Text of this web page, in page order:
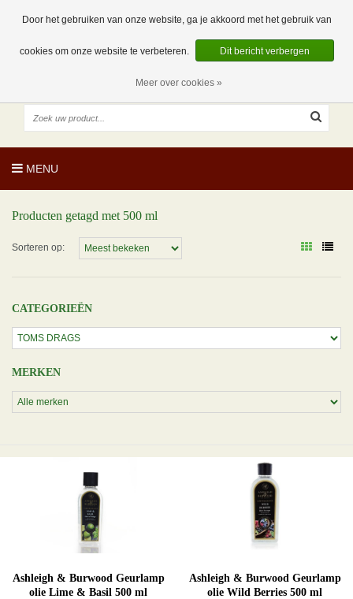
0 Artikelen
NL
EUR
MENU
Producten getagd met 500 ml
Sorteren op:
CATEGORIEËN
MERKEN
Ashleigh & Burwood Geurlamp
olie Lime & Basil 500 ml
Ashleigh & Burwood Geurlamp
olie Wild Berries 500 ml
Door het gebruiken van onze website, ga je akkoord met het gebruik van
cookies om onze website te verbeteren. Dit bericht verbergen
Meer over cookies »